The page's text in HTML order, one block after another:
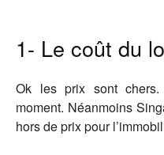
1- Le coût du
Ok les prix sont
moment. Néanmoins
hors de prix pour